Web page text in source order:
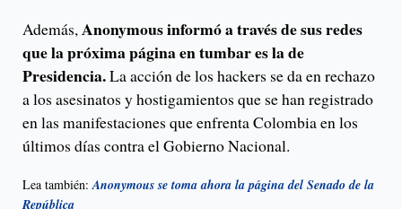
Además,Anonymous informó a través de sus redes
que la próxima página en tumbar es la de
Presidencia.La acción de los hackers se da en rechazo
a los asesinatos y hostigamientos que se han registrado
en las manifestaciones que enfrenta Colombia en los
últimos días contra el Gobierno Nacional.
Lea también:Anonymous se toma ahora la página del Senado de la
República